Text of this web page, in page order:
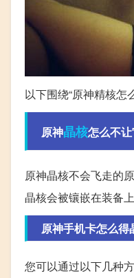
以下围绕“原神精核怎
原神晶核怎么不
原神晶核不会飞走的
晶核会被镶嵌在装备上
原神手机卡怎么得
您可以通过以下几种